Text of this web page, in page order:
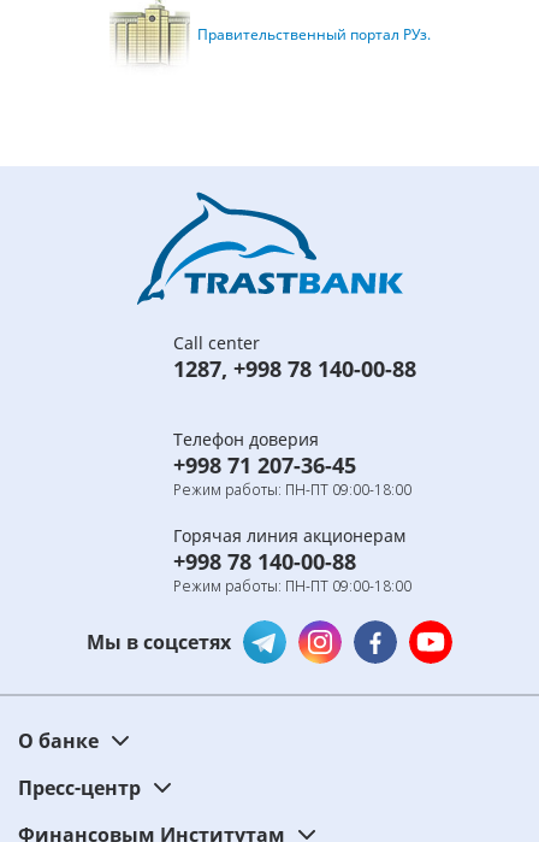
Правительственный портал РУз.
Call center
1287, +998 78 140-00-88
Телефон доверия
+998 71 207-36-45
Режим работы: ПН-ПТ 09:00-18:00
Горячая линия акционерам
+998 78 140-00-88
Режим работы: ПН-ПТ 09:00-18:00
Мы в соцсетях
О банке
Пресс-центр
Финансовым Институтам